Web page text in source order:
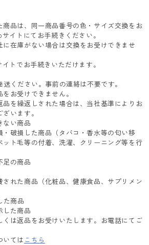
品は、同一商品番号の色・サイズ交換をお
イトにてお手続きください。
在庫がない場合は交換をお受けできませ
トでお手続きいただけます。
ください。事前の連絡は不要です。
お受けできません。
を繰返しされた場合は、当社基準によりお
います。
い商品
破損した商品（タバコ・香水等の匂い移
ット毛等の付着、洗濯、クリーニング等を行
の商品
れた商品（化粧品、健康食品、サプリメン
た商品
た商品
は返品をお受けいたします。お電話にてご
ては こちら